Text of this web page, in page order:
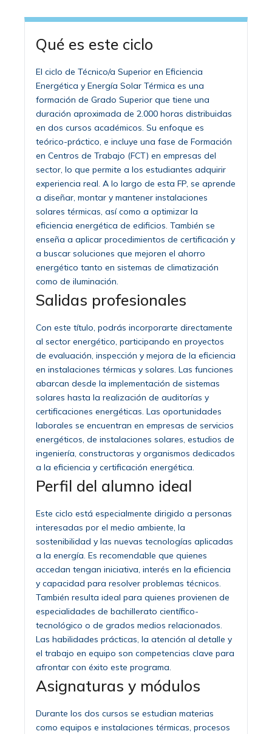
Qué es este ciclo
El ciclo de Técnico/a Superior en Eficiencia
Energética y Energía Solar Térmica es una
formación de Grado Superior que tiene una
duración aproximada de 2.000 horas distribuidas
en dos cursos académicos. Su enfoque es
teórico-práctico, e incluye una fase de Formación
en Centros de Trabajo (FCT) en empresas del
sector, lo que permite a los estudiantes adquirir
experiencia real. A lo largo de esta FP, se aprende
a diseñar, montar y mantener instalaciones
solares térmicas, así como a optimizar la
eficiencia energética de edificios. También se
enseña a aplicar procedimientos de certificación y
a buscar soluciones que mejoren el ahorro
energético tanto en sistemas de climatización
como de iluminación.
Salidas profesionales
Con este título, podrás incorporarte directamente
al sector energético, participando en proyectos
de evaluación, inspección y mejora de la eficiencia
en instalaciones térmicas y solares. Las funciones
abarcan desde la implementación de sistemas
solares hasta la realización de auditorías y
certificaciones energéticas. Las oportunidades
laborales se encuentran en empresas de servicios
energéticos, de instalaciones solares, estudios de
ingeniería, constructoras y organismos dedicados
a la eficiencia y certificación energética.
Perfil del alumno ideal
Este ciclo está especialmente dirigido a personas
interesadas por el medio ambiente, la
sostenibilidad y las nuevas tecnologías aplicadas
a la energía. Es recomendable que quienes
accedan tengan iniciativa, interés en la eficiencia
y capacidad para resolver problemas técnicos.
También resulta ideal para quienes provienen de
especialidades de bachillerato científico-
tecnológico o de grados medios relacionados.
Las habilidades prácticas, la atención al detalle y
el trabajo en equipo son competencias clave para
afrontar con éxito este programa.
Asignaturas y módulos
Durante los dos cursos se estudian materias
como equipos e instalaciones térmicas, procesos